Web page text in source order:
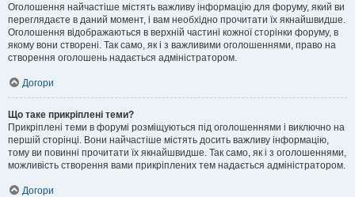
Оголошення найчастіше містять важливу інформацію для форуму, який ви
переглядаєте в даний момент, і вам необхідно прочитати їх якнайшвидше.
Оголошення відображаються в верхній частині кожної сторінки форуму, в
якому вони створені. Так само, як і з важливими оголошеннями, право на
створення оголошень надається адміністратором.
Догори
Що таке прикріплені теми?
Прикріплені теми в форумі розміщуються під оголошеннями і виключно на
першій сторінці. Вони найчастіше містять досить важливу інформацію,
тому ви повинні прочитати їх якнайшвидше. Так само, як і з оголошеннями,
можливість створення вами прикріплених тем надається адміністратором.
Догори